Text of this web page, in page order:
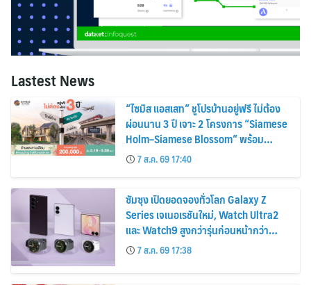
Lastest News
“ไซมิส แอสเสท” ชูโปรบ้านอยู่ฟรี ไม่ต้อง
ผ่อนนาน 3 ปี เจาะ 2 โครงการ “Siamese
Holm–Siamese Blossom” พร้อม
ส่วนลดและสิทธิพิเศษถึง 31 สิงหาคม
2569
7 ส.ค. 69 17:40
ซัมซุง เปิดยอดจองทั่วโลก Galaxy Z
Series เจเนอเรชันใหม่, Watch Ultra2
และ Watch9 สูงกว่ารุ่นก่อนหน้ากว่า
30%7 ส.ค. 69 17:38